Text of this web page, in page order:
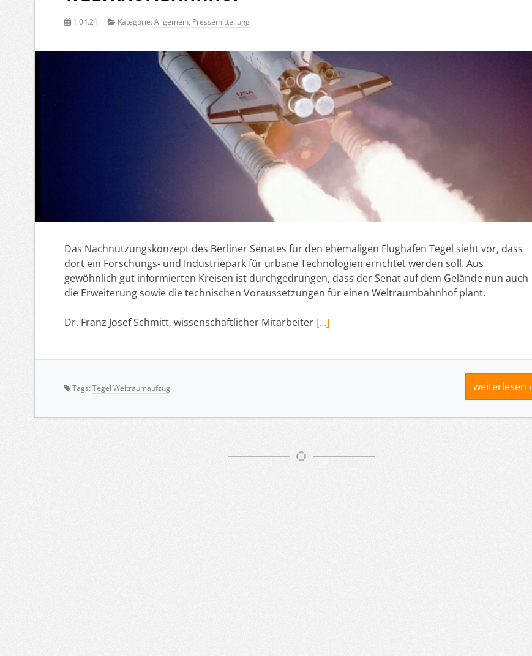
1.04.21 Kategorie: Allgemein, Pressemitteilung
Das Nachnutzungskonzept des Berliner Senates für den ehemaligen Flughafen Tegel sieht vor, dass
dort ein Forschungs- und Industriepark für urbane Technologien errichtet werden soll. Aus
gewöhnlich gut informierten Kreisen ist durchgedrungen, dass der Senat auf dem Gelände nun auch
die Erweiterung sowie die technischen Voraussetzungen für einen Weltraumbahnhof plant.
Dr. Franz Josef Schmitt, wissenschaftlicher Mitarbeiter […]
weiterlesen ›
Tags: Tegel Weltraumaufzug